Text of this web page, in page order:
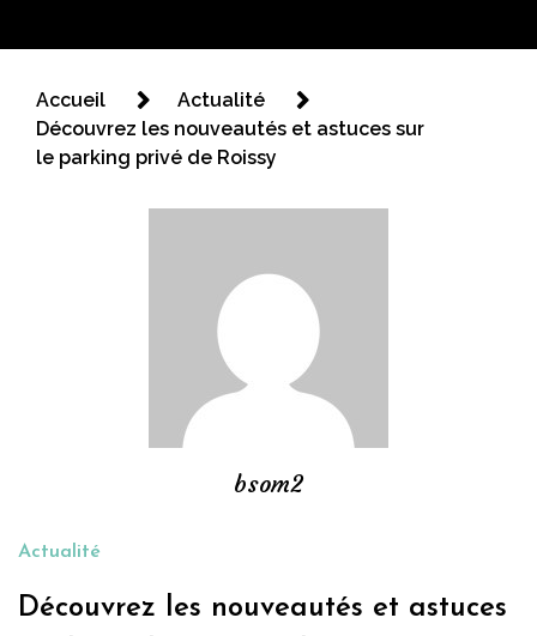
Accueil
Actualité
Découvrez les nouveautés et astuces sur
le parking privé de Roissy
bsom2
Actualité
Découvrez les nouveautés et astuces